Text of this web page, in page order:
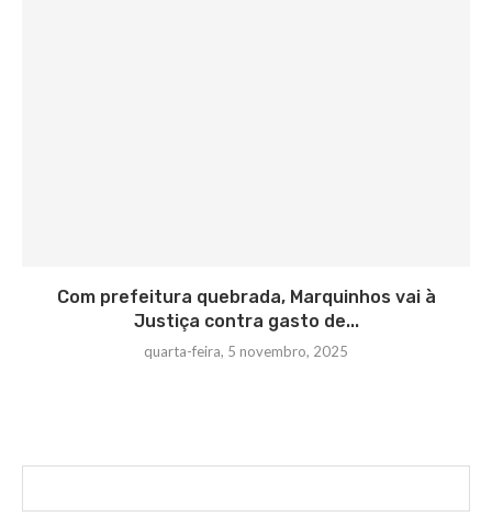
Com prefeitura quebrada, Marquinhos vai à
Justiça contra gasto de...
quarta-feira, 5 novembro, 2025